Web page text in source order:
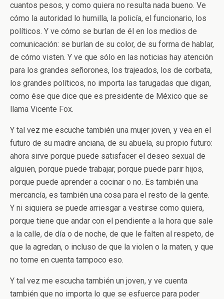
cuantos pesos, y como quiera no resulta nada bueno. Ve
cómo la autoridad lo humilla, la policía, el funcionario, los
políticos. Y ve cómo se burlan de él en los medios de
comunicación: se burlan de su color, de su forma de hablar,
de cómo visten. Y ve que sólo en las noticias hay atención
para los grandes señorones, los trajeados, los de corbata,
los grandes políticos, no importa las tarugadas que digan,
como ése que dice que es presidente de México que se
llama Vicente Fox.
Y tal vez me escuche también una mujer joven, y vea en el
futuro de su madre anciana, de su abuela, su propio futuro:
ahora sirve porque puede satisfacer el deseo sexual de
alguien, porque puede trabajar, porque puede parir hijos,
porque puede aprender a cocinar o no. Es también una
mercancía, es también una cosa para el resto de la gente.
Y ni siquiera se puede arriesgar a vestirse como quiera,
porque tiene que andar con el pendiente a la hora que sale
a la calle, de día o de noche, de que le falten al respeto, de
que la agredan, o incluso de que la violen o la maten, y que
no tome en cuenta tampoco eso.
Y tal vez me escucha también un joven, y ve cuenta
también que no importa lo que se esfuerce para poder